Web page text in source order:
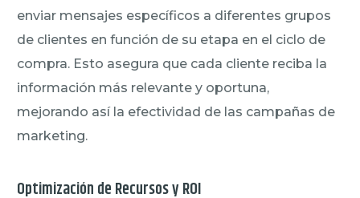
enviar mensajes específicos a diferentes grupos
de clientes en función de su etapa en el ciclo de
compra. Esto asegura que cada cliente reciba la
información más relevante y oportuna,
mejorando así la efectividad de las campañas de
marketing.
Optimización de Recursos y ROI